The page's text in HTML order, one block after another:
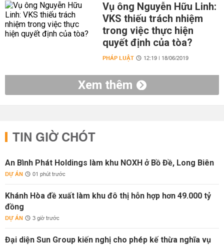
Vụ ông Nguyễn Hữu Linh:
VKS thiếu trách nhiệm
trong việc thực hiện
quyết định của tòa?
PHÁP LUẬT 12:19 | 18/06/2019
Xem thêm
TIN GIỜ CHÓT
An Bình Phát Holdings làm khu NOXH ở Bồ Đề, Long Biên
DỰ ÁN 01 phút trước
Khánh Hòa đề xuất làm khu đô thị hỗn hợp hơn 49.000 tỷ
đồng
DỰ ÁN 3 giờ trước
Đại diện Sun Group kiến nghị cho phép kế thừa nghĩa vụ